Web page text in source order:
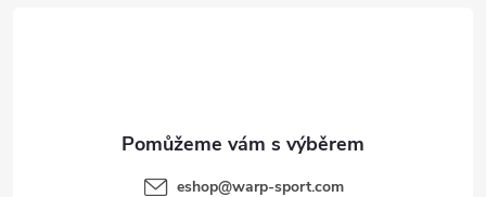
eshop@warp-sport.com